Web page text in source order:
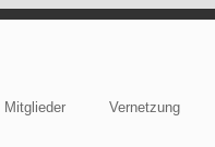
Mitglieder Vernetzung